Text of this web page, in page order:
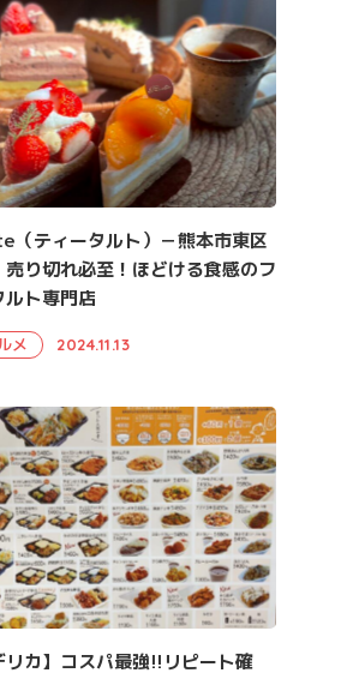
（ティータルト）－熊本市東区
売り切れ必至！ほどける食感のフ
ト専門店
メ 2024.11.13
リカ】コスパ最強!!リピート確